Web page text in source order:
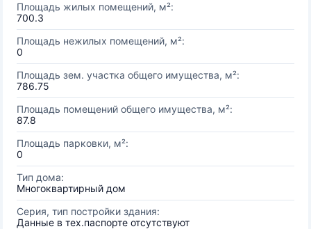
Площадь жилых помещений, м²:
700.3
Площадь нежилых помещений, м²:
0
Площадь зем. участка общего имущества, м²:
786.75
Площадь помещений общего имущества, м²:
87.8
Площадь парковки, м²:
0
Тип дома:
Многоквартирный дом
Серия, тип постройки здания:
Данные в тех.паспорте отсутствуют